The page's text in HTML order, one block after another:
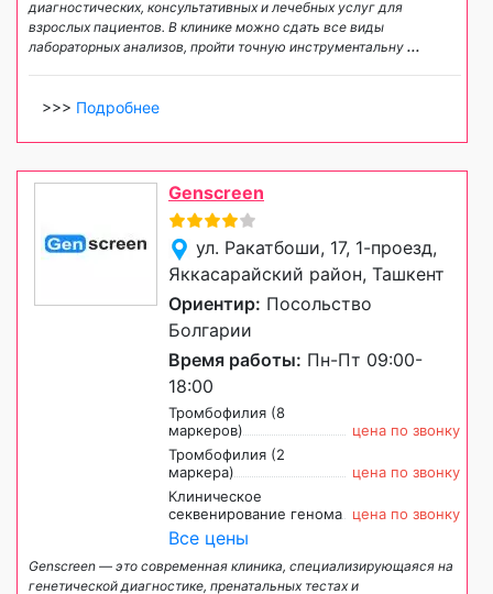
диагностических, консультативных и лечебных услуг для
взрослых пациентов. В клинике можно сдать все виды
лабораторных анализов, пройти точную инструментальну ...
>>> Подробнее
Genscreen
ул. Ракатбоши, 17, 1-проезд,
Яккасарайский район, Ташкент
Ориентир: Посольство
Болгарии
Время работы: Пн-Пт 09:00-
18:00
Тромбофилия (8
маркеров)
цена по звонку
Тромбофилия (2
маркера)
цена по звонку
Клиническое
секвенирование генома
цена по звонку
Все цены
Genscreen — это современная клиника, специализирующаяся на
генетической диагностике, пренатальных тестах и